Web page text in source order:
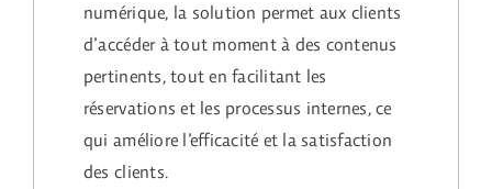
numérique, la solution permet aux clients
d’accéder à tout moment à des contenus
pertinents, tout en facilitant les
réservations et les processus internes, ce
qui améliore l’efficacité et la satisfaction
des clients.